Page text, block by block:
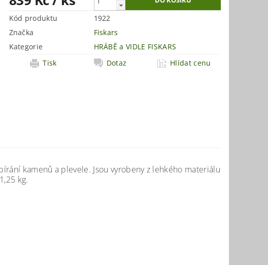
Kód produktu
1922
Značka
Fiskars
Kategorie
HRÁBĚ a VIDLE FISKARS
Tisk
Dotaz Hlídat cenu
kamenů a plevele. Jsou vyrobeny z lehkého materiálu
kg.